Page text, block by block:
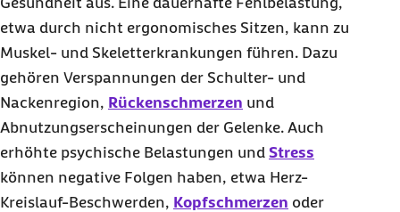
etwa durch nicht ergonomisches Sitzen, kann zu
Muskel- und Skeletterkrankungen führen. Dazu
gehören Verspannungen der Schulter- und
Nackenregion, Rückenschmerzen und
Abnutzungserscheinungen der Gelenke. Auch
erhöhte psychische Belastungen und Stress
können negative Folgen haben, etwa Herz-
Kreislauf-Beschwerden, Kopfschmerzen oder